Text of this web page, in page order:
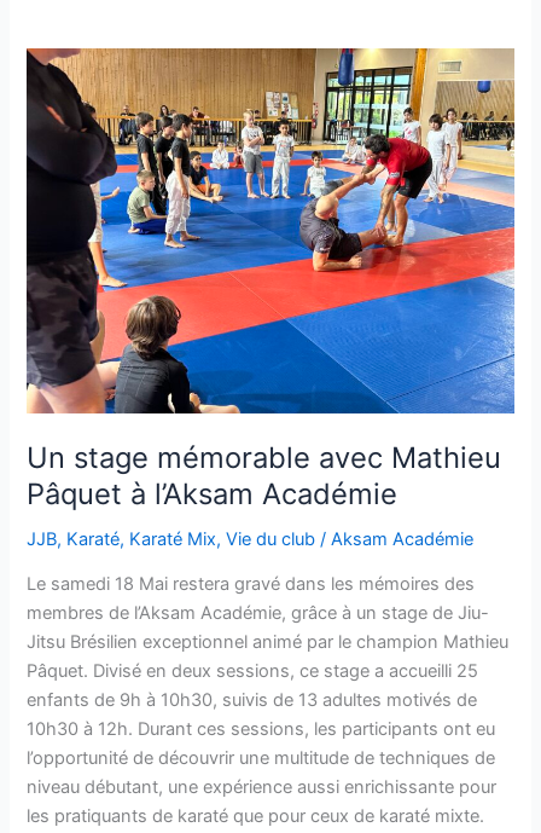
Un stage mémorable avec Mathieu
Pâquet à l’Aksam Académie
JJB, Karaté, Karaté Mix,Vie du club /Aksam Académie
Le samedi 18 Mai restera gravé dans les mémoires des
membres de l’Aksam Académie, grâce à un stage de Jiu-
Jitsu Brésilien exceptionnel animé par le champion Mathieu
Pâquet. Divisé en deux sessions, ce stage a accueilli 25
enfants de 9h à 10h30, suivis de 13 adultes motivés de
10h30 à 12h. Durant ces sessions, les participants ont eu
l’opportunité de découvrir une multitude de techniques de
niveau débutant, une expérience aussi enrichissante pour
les pratiquants de karaté que pour ceux de karaté mixte.
Un
stage
mémorable
Mathieu
l’Aksam
Académie